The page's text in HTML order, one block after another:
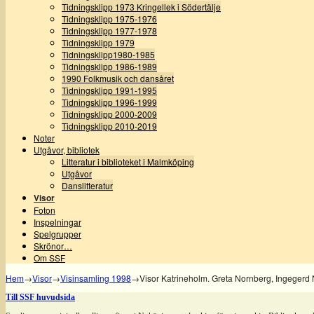
Tidningsklipp 1973 Kringellek i Södertälje
Tidningsklipp 1975-1976
Tidningsklipp 1977-1978
Tidningsklipp 1979
Tidningsklipp1980-1985
Tidningsklipp 1986-1989
1990 Folkmusik och dansåret
Tidningsklipp 1991-1995
Tidningsklipp 1996-1999
Tidningsklipp 2000-2009
Tidningsklipp 2010-2019
Noter
Utgåvor, bibliotek
Litteratur i biblioteket i Malmköping
Utgåvor
Danslitteratur
Visor
Foton
Inspelningar
Spelgrupper
Skrönor…
Om SSF
Hem→Visor→Visinsamling 1998→Visor Katrineholm. Greta Nornberg,
Till SSF huvudsida